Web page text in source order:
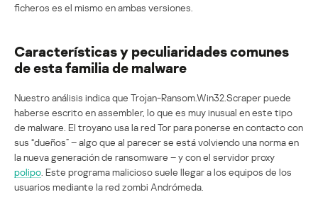
ficheros es el mismo en ambas versiones.
Características y peculiaridades comunes
de esta familia de malware
Nuestro análisis indica que Trojan-Ransom.Win32.Scraper puede
haberse escrito en assembler, lo que es muy inusual en este tipo
de malware. El troyano usa la red Tor para ponerse en contacto con
sus “dueños” – algo que al parecer se está volviendo una norma en
la nueva generación de ransomware – y con el servidor proxy
polipo . Este programa malicioso suele llegar a los equipos de los
usuarios mediante la red zombi Andrómeda.